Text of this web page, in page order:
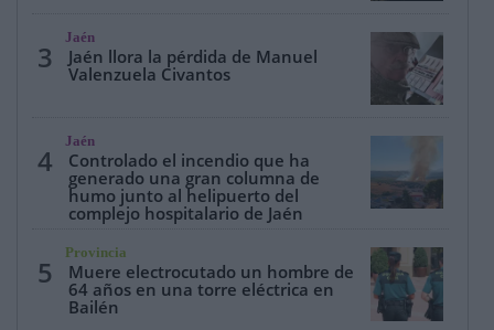
3
Jaén
Jaén llora la pérdida de Manuel
Valenzuela Civantos
4
Jaén
Controlado el incendio que ha
generado una gran columna de
humo junto al helipuerto del
complejo hospitalario de Jaén
5
Provincia
Muere electrocutado un hombre de
64 años en una torre eléctrica en
Bailén